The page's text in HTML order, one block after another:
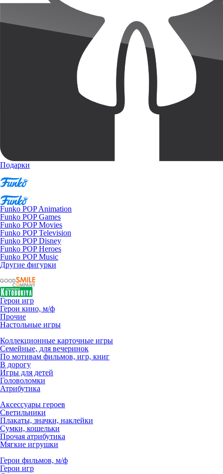
Подарки
Funko POP Animation
Funko POP Games
Funko POP Movies
Funko POP Television
Funko POP Disney
Funko POP Heroes
Funko POP Music
Другие фигурки
Герои игр
Герои кино, м/ф
Прочие
Настольные игры
Коллекционные карточные игры
Семейные, для вечеринок
По мотивам фильмов, игр, книг
В дорогу
Игры для детей
Головоломки
Атрибутика
Аксессуары героев
Светильники
Плакаты, значки, наклейки
Сумки, кошельки
Прочая атрибутика
Мягкие игрушки
Герои фильмов, м/ф
Герои игр